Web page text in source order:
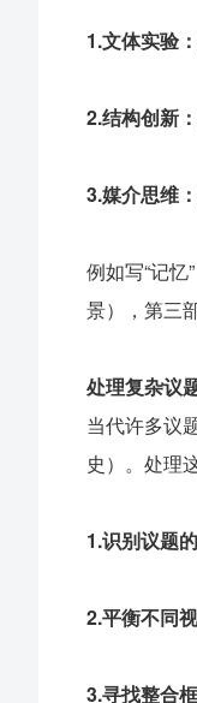
1.文体实验：
2.结构创新：
3.媒介思维：
例如写“记
景），第三
处理复杂议
当代许多议
史）。处理
1.识别议题
2.平衡不同
3.寻找整合